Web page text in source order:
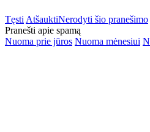
Tęsti AtšauktiNerodyti šio pranešimo
Pranešti apie spamą
Nuoma prie jūros Nuoma mėnesiui